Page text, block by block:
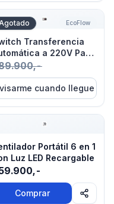
a 110V Para
Transferencia
EcoFlow
Transferencia
a 220V Para
EcoFlow
cuando llegue
110V ATS
Portátil 6 en 1
Portátil 6 en 1
Luz LED Recargable
Comprar